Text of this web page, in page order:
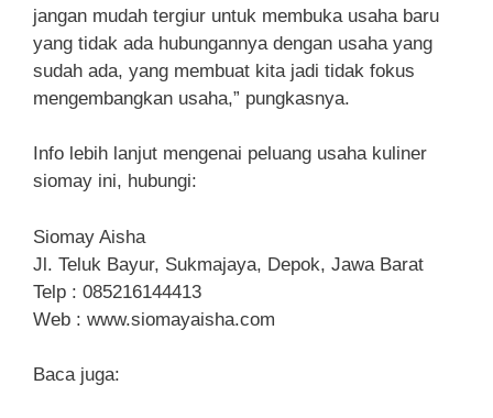
jangan mudah tergiur untuk membuka usaha baru
yang tidak ada hubungannya dengan usaha yang
sudah ada, yang membuat kita jadi tidak fokus
mengembangkan usaha,” pungkasnya.
Info lebih lanjut mengenai peluang usaha kuliner
siomay ini, hubungi:
Siomay Aisha
Jl. Teluk Bayur, Sukmajaya, Depok, Jawa Barat
Telp : 085216144413
Web : www.siomayaisha.com
Baca juga: